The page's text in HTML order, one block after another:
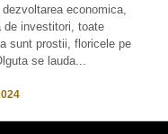
dezvoltarea economica,
de investitori, toate
sunt prostii, floricele pe
se lauda...
Izbicenii,
cu Puchenii
alții cu profitul.